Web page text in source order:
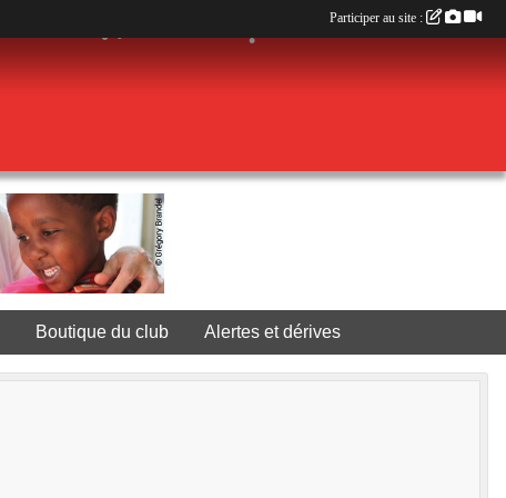
Boutique du club Alertes et dérives
Participer au site :
•
•
•
•
•